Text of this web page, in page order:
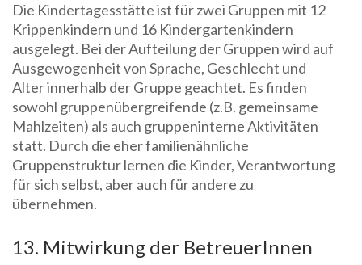
Die Kindertagesstätte ist für zwei Gruppen mit 12
Krippenkindern und 16 Kindergartenkindern
ausgelegt. Bei der Aufteilung der Gruppen wird auf
Ausgewogenheit von Sprache, Geschlecht und
Alter innerhalb der Gruppe geachtet. Es finden
sowohl gruppenübergreifende (z.B. gemeinsame
Mahlzeiten) als auch gruppeninterne Aktivitäten
statt. Durch die eher familienähnliche
Gruppenstruktur lernen die Kinder, Verantwortung
für sich selbst, aber auch für andere zu
übernehmen.
13. Mitwirkung der BetreuerInnen